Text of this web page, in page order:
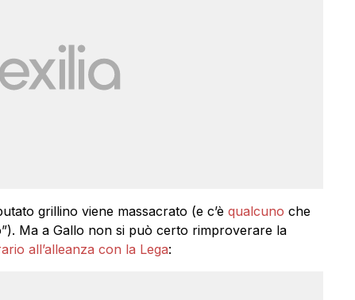
grillino viene massacrato (e c’è qualcuno che
Ma a Gallo non si può certo rimproverare la
all’alleanza con la Lega: